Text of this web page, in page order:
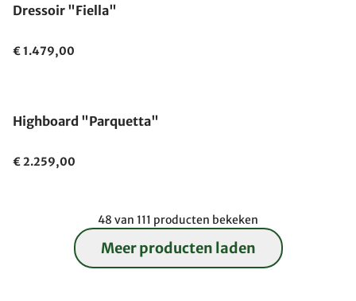
Dressoir "Fiella"
€ 1.479,00
Highboard "Parquetta"
€ 2.259,00
48 van 111 producten bekeken
Meer producten laden